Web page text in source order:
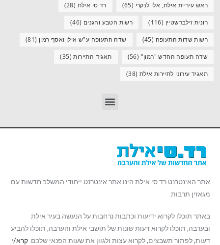
ראש עיריית אילת, אלי לנקרי (65) רד סי אילת (28)
רונית זילברשטיין (116) רשות הטבע והגנים (46)
רשות שדות התעופה (45) שדה התעופה ע"ש אילן ואסף רמון (81)
שדה תעופה החדש "רמון" (56) תאגיד התיירות(35)
תאגיד עירוני לתיירות אילת (38)
אתר האינטרנט רד סי אילת הינו אתר אינטרנט ייחודי המשלב חדשות עם
מגאזין תרבות.
באתר תוכלו לקרוא ידיעות וכתבות נרחבות על הנעשה בעיר אילת
ובערבה, תוכלו לקרוא דעות שונות של תושבי אילת והערבה, תוכלו להביע
דעות, לפתור תשבצים, לקרוא עצות ולגוון את שעות הפנאי שלכם. קרא/י